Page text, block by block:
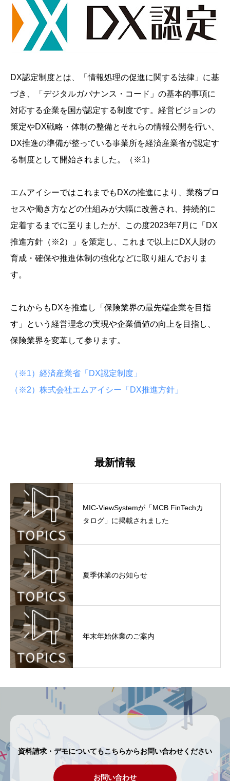
DX認定制度とは、「情報処理の促進に関する法律」に基
づき、「デジタルガバナンス・コード」の基本的事項に
対応する企業を国が認定する制度です。経営ビジョンの
策定やDX戦略・体制の整備とそれらの情報公開を行い、
DX推進の準備が整っている事業所を経済産業省が認定す
る制度として開始されました。（※1）
エムアイシーではこれまでもDXの推進により、業務プロ
セスや働き方などの仕組みが大幅に改善され、持続的に
定着するまでに至りましたが、この度2023年7月に「DX
推進方針（※2）」を策定し、これまで以上にDX人財の
育成・確保や推進体制の強化などに取り組んでおりま
す。
これからもDXを推進し「保険業界の最先端企業を目指
す」という経営理念の実現や企業価値の向上を目指し、
保険業界を変革して参ります。
（※1）経済産業省「DX認定制度」
（※2）株式会社エムアイシー「DX推進方針」
最新情報
MIC-ViewSystemが「MCB FinTechカ
タログ」に掲載されました
夏季休業のお知らせ
年末年始休業のご案内
資料請求・デモについてもこちらからお問い合わせください
お問い合わせ